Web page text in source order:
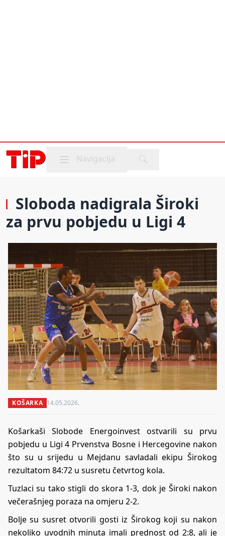
Mobile menu
Navigacija
Sloboda nadigrala Široki
za prvu pobjedu u Ligi 4
KOŠARKA 14.05.2026.
Košarkaši Slobode Energoinvest ostvarili su prvu
pobjedu u Ligi 4 Prvenstva Bosne i Hercegovine nakon
što su u srijedu u Mejdanu savladali ekipu Širokog
rezultatom 84:72 u susretu četvrtog kola.
Tuzlaci su tako stigli do skora 1-3, dok je Široki nakon
večerašnjeg poraza na omjeru 2-2.
Bolje su susret otvorili gosti iz Širokog koji su nakon
nekoliko uvodnih minuta imali prednost od 2:8, ali je